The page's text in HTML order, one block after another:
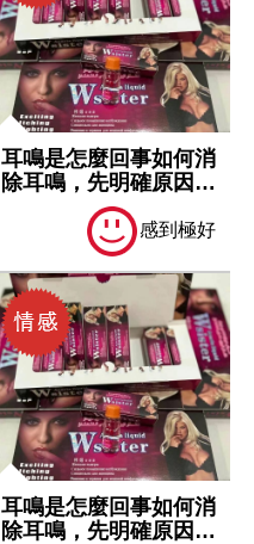
耳鳴是怎麼回事如何消
除耳鳴，先明確原因再
感到極好
耳鳴是怎麼回事如何消
除耳鳴，先明確原因再